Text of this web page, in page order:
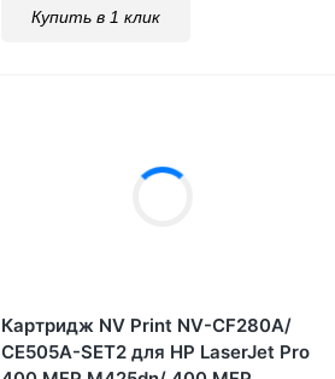
Купить в 1 клик
Картридж NV Print NV-CF280A/
CE505A-SET2 для HP LaserJet Pro